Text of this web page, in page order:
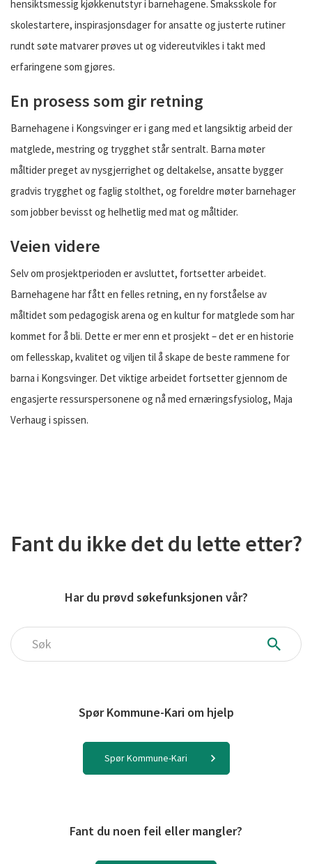
hensiktsmessig kjøkkenutstyr i barnehagene. Smaksskole for
skolestartere, inspirasjonsdager for ansatte og justerte rutiner
rundt søte matvarer prøves ut og videreutvikles i takt med
erfaringene som gjøres.
En prosess som gir retning
Barnehagene i Kongsvinger er i gang med et langsiktig arbeid der
matglede, mestring og trygghet står sentralt. Barna møter
måltider preget av nysgjerrighet og deltakelse, ansatte bygger
gradvis trygghet og faglig stolthet, og foreldre møter barnehager
som jobber bevisst og helhetlig med mat og måltider.
Veien videre
Selv om prosjektperioden er avsluttet, fortsetter arbeidet.
Barnehagene har fått en felles retning, en ny forståelse av
måltidet som pedagogisk arena og en kultur for matglede som har
kommet for å bli. Dette er mer enn et prosjekt – det er en historie
om fellesskap, kvalitet og viljen til å skape de beste rammene for
barna i Kongsvinger. Det viktige arbeidet fortsetter gjennom de
engasjerte ressurspersonene og nå med ernæringsfysiolog, Maja
Verhaug i spissen.
Fant du ikke det du lette etter?
Har du prøvd søkefunksjonen vår?
Søk
Spør Kommune-Kari om hjelp
Spør Kommune-Kari
Fant du noen feil eller mangler?